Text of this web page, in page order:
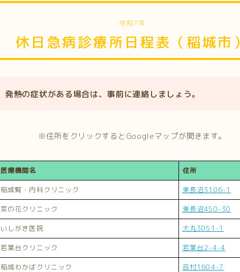
令和7年
休日急病診療所日程表（稲城市）
発熱の症状がある場合は、事前に連絡しましょう。
※住所をクリックするとGoogleマップが開きます。
医療機関名 住所
稲城腎・内科クリニック 東長沼3106-1
菜の花クリニック 東長沼450-30
いしがき医院 大丸3051-1
若葉台クリニック 若葉台2-4-4
稲城わかばクリニック 百村1604-7